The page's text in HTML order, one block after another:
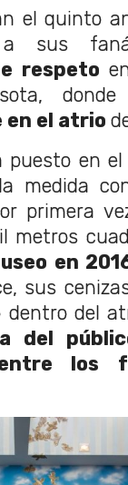
el quinto
a sus
respeto
en el atrio
puesto en
medida
primera
metros
en
sus
del
del
los